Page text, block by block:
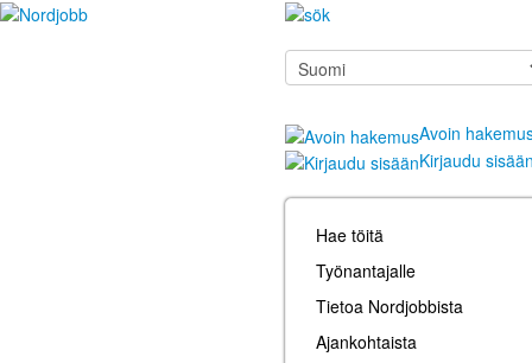
Avoin
Kirjaudu
Hae töitä
Työnantajalle
Tietoa Nordjobbista
Ajankohtaista